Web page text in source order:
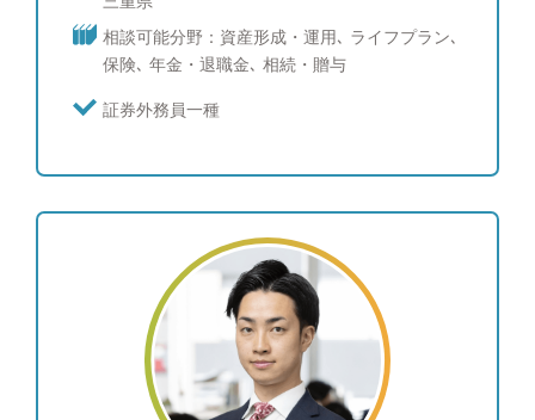
勉強を怠らないこと、目先の相場変動に一喜一憂す
ることのない資産運用のご提案を行うことをモット
ーに、日々研鑽を積んでいます。株式・債券・為替
のなど幅広い知識を経験も生かして、お客様をサポ
ご提案致します。 ●投資を始めたばかりの方や運用
に悩まれている方に向けて 投資に対するスタンス
や取り組み方は最初が肝心です。投資の土台を作る
ために、不明点や疑問点にIFAの視点からお答えし
ます。投資に対するスタンスや取り組み方など気に
なることに対して、今までの経験からのキモをお話
します。 ・資産形成から資産運用への流れ ・ポー
トフォリオの決め方、買いのタイミング など興味
相談可能分野：資産形成・運用､ ライフプラン､
保険､ 年金・退職金､ 相続・贈与
証券外務員一種